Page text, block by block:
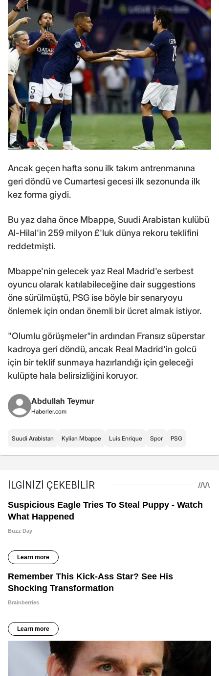
Ancak geçen hafta sonu ilk takım antrenmanına
geri döndü ve Cumartesi gecesi ilk sezonunda ilk
kez forma giydi.
Bu yaz daha önce Mbappe, Suudi Arabistan kulübü
Al-Hilal'in 259 milyon £'luk dünya rekoru teklifini
reddetmişti.
Mbappe'nin gelecek yaz Real Madrid'e serbest
oyuncu olarak katılabileceğine dair suggestions
öne sürülmüştü, PSG ise böyle bir senaryoyu
önlemek için ondan önemli bir ücret almak istiyor.
"Olumlu görüşmeler"in ardından Fransız süperstar
kadroya geri döndü, ancak Real Madrid'in golcü
için bir teklif sunmaya hazırlandığı için geleceği
kulüpte hala belirsizliğini koruyor.
Abdullah Teymur
Haberler.com
Suudi Arabistan Kylian Mbappe Luis Enrique Spor PSG